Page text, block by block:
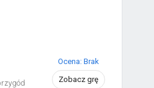
Ocena: Brak
Zobacz grę